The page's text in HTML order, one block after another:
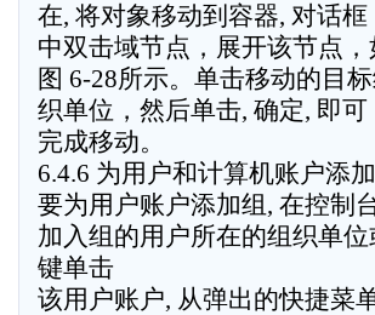
在, 将对象移动到容器, 对话框
中双击域节点，展开该节点，
图 6-28所示。单击移动的目标
织单位，然后单击, 确定, 即可
完成移动。
6.4.6 为用户和计算机账户添
要为用户账户添加组, 在控制
加入组的用户所在的组织单
键单击
该用户账户, 从弹出的快捷菜